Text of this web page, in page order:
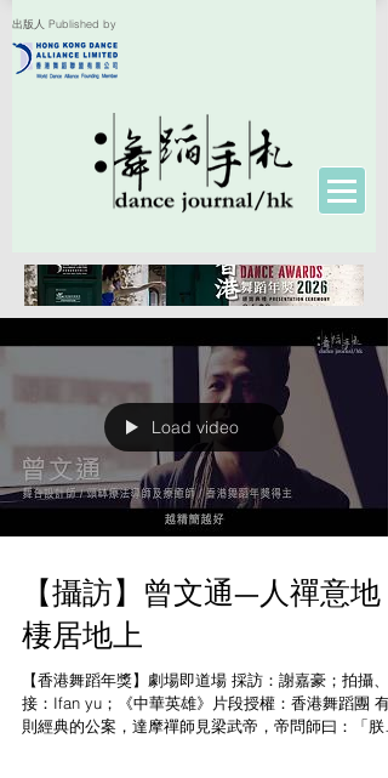
出版人 Published by
Load video
【攝訪】曾文通—人禪意地
棲居地上
【香港舞蹈年獎】劇場即道場 採訪：謝嘉豪；拍攝、剪
接：Ifan yu；《中華英雄》片段授權：香港舞蹈團 有
則經典的公案，達摩禪師見梁武帝，帝問師曰：「朕